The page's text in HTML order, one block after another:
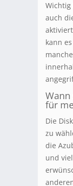
Wichtig
auch
kann
für
Die
zu
die
und